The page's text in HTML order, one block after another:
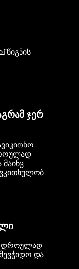
წიგნის
ჯერ
მაინც
და